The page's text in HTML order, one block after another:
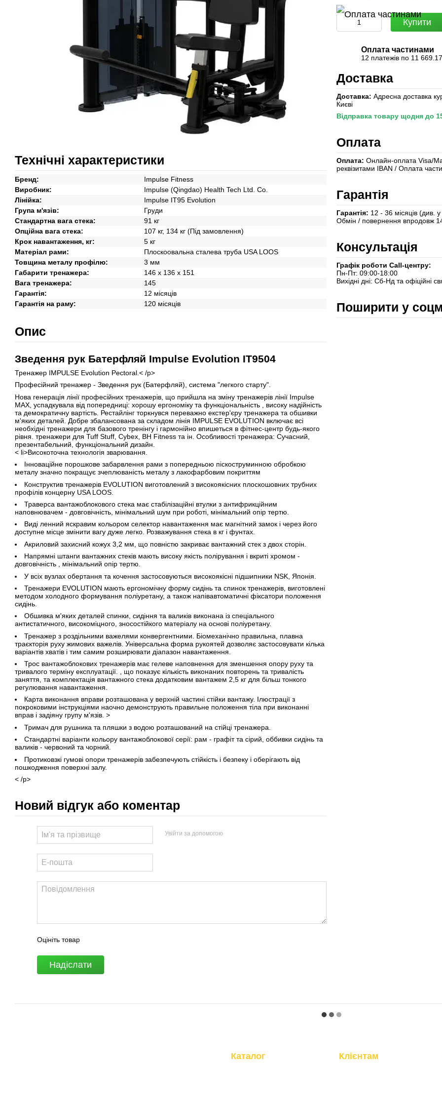
Технічні характеристики
Бренд:
Impulse Fitness
Виробник:
Impulse (Qingdao) Health Tech Ltd. Co.
Лінійка:
Impulse IT95 Evolution
Група м'язів:
Груди
Стандартна вага стека:
91 кг
Опційна вага стека:
107 кг, 134 кг (Під замовлення)
Крок навантаження, кг:
5 кг
Матеріал рами:
Плоскоовальна сталева труба USA LOOS
Товщина металу профілю:
3 мм
Габарити тренажера:
146 х 136 х 151
Вага тренажера:
145
Гарантія:
12 місяців
Гарантія на раму:
120 місяців
Опис
Зведення рук Батерфляй Impulse Evolution IT9504
Тренажер IMPULSE Evolution Pectoral.< /p>
Професійний тренажер - Зведення рук (Батерфляй), система "легкого старту".
Нова генерація лінії професійних тренажерів, що прийшла на зміну тренажерів лінії Impulse
MAX, успадкувала від попередниці: хорошу ергономіку та функціональність , високу надійність
та демократичну вартість. Рестайлінг торкнувся переважно екстер'єру тренажера та обшивки
м'яких деталей. Добре збалансована за складом лінія IMPULSE EVOLUTION включає всі
необхідні тренажери для базового тренінгу і гармонійно впишеться в фітнес-центр будь-якого
рівня. тренажери для Tuff Stuff, Cybex, BH Fitness та ін. Особливості тренажера: Сучасний,
презентабельний, функціональний дизайн.
< li>Високоточна технологія зварювання.
Інноваційне порошкове забарвлення рами з попередньою піскоструминною обробкою
металу значно покращує зчеплюваність металу з лакофарбовим покриттям
Конструктив тренажерів EVOLUTION виготовлений з високоякісних плоскошовних трубних
профілів концерну USA LOOS.
Траверса вантажоблокового стека має стабілізаційні втулки з антифрикційним
наповнювачем - довговічність, мінімальний шум при роботі, мінімальний опір тертю.
Виді ленний яскравим кольором селектор навантаження має магнітний замок і через його
доступне місце змінити вагу дуже легко. Розважування стека в кг і фунтах.
Акриловий захисний кожух 3,2 мм, що повністю закриває вантажний стек з двох сторін.
Напрямні штанги вантажних стеків мають високу якість полірування і вкриті хромом -
довговічність , мінімальний опір тертю.
У всіх вузлах обертання та кочення застосовуються високоякісні підшипники NSK, Японія.
Тренажери EVOLUTION мають ергономічну форму сидінь та спинок тренажерів, виготовлені
методом холодного формування поліуретану, а також напівавтоматичні фіксатори положення
сидінь.
Обшивка м'яких деталей спинки, сидіння та валиків виконана із спеціального
антистатичного, високоміцного, зносостійкого матеріалу на основі поліуретану.
Тренажер з роздільними важелями конвергентними. Біомеханічно правильна, плавна
траєкторія руху жимових важелів. Універсальна форма рукоятей дозволяє застосовувати кілька
варіантів хватів і тим самим розширювати діапазон навантаження.
Трос вантажоблокових тренажерів має гелеве наповнення для зменшення опору руху та
тривалого терміну експлуатації. , що показує кількість виконаних повторень та тривалість
заняття, та комплектація вантажного стека додатковим вантажем 2,5 кг для більш тонкого
регулювання навантаження.
Карта виконання вправи розташована у верхній частині стійки вантажу. Ілюстрації з
покроковими інструкціями наочно демонструють правильне положення тіла при виконанні
вправ і задіяну групу м'язів. >
Тримач для рушника та пляшки з водою розташований на стійці тренажера.
Стандартні варіанти кольору вантажоблокової серії: рам - графіт та сірий, оббивки сидінь та
валиків - червоний та чорний.
Протиковзкі гумові опори тренажерів забезпечують стійкість і безпеку і оберігають від
пошкодження поверхні залу.
< /p>
Новий відгук або коментар
Увійти за допомогою
Оцініть товар
Надіслати
Купити
Оплата частинами
12 платежів по 11
Доставка
Доставка: Адресна доставка
Києві
Відправка товару щодня до
Оплата
Оплата: Онлайн-оплата Visa/
реквізитами IBAN / Оплата
Гарантія
Гарантія: 12 - 36 місяців (див.
Обмін / повернення впродовж
Консультація
Графік роботи Call-центру:
Пн-Пт: 09:00-18:00
Вихідні дні: Сб-Нд та офіційні
Поширити у
Каталог Клієнтам